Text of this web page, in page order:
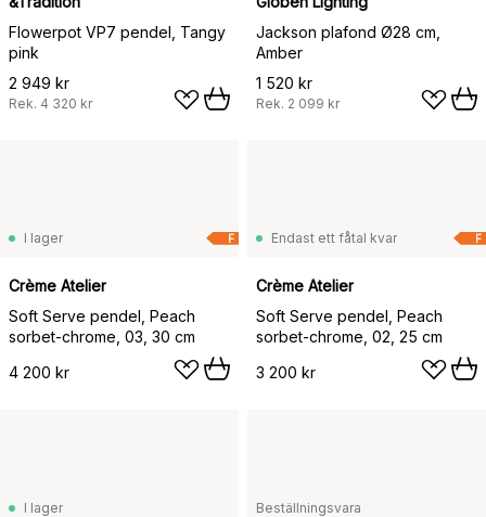
Flowerpot VP7 pendel, Tangy
pink
2 949 kr
Rek. 4 320 kr
Jackson plafond Ø28 cm,
Amber
1 520 kr
Rek. 2 099 kr
F
I lager
Crème Atelier
Soft Serve pendel, Peach
sorbet-chrome, 03, 30 cm
4 200 kr
F
Endast ett fåtal kvar
Crème Atelier
Soft Serve pendel, Peach
sorbet-chrome, 02, 25 cm
3 200 kr
I lager Beställningsvara